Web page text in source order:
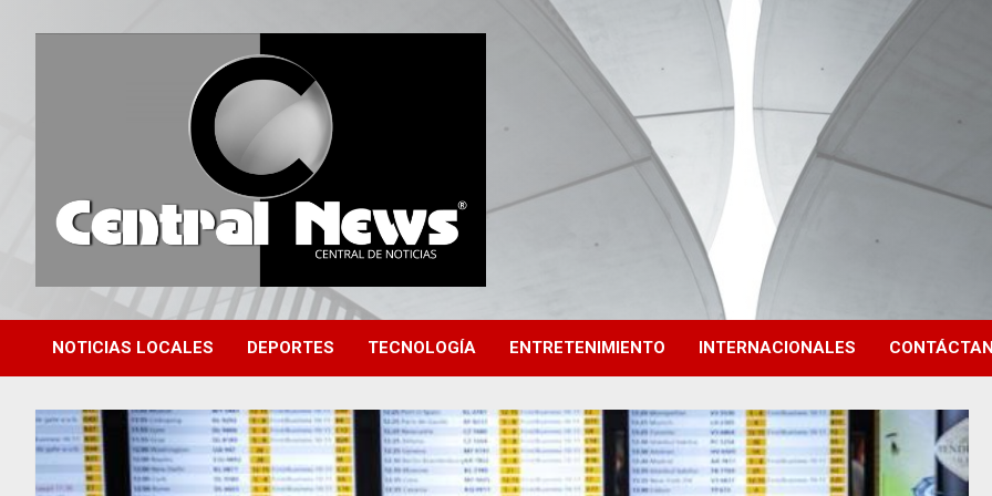
Central News HN
Central de Noticias
NOTICIAS LOCALES DEPORTES TECNOLOGÍA ENTRETENIMIENTO INTERNACIONALES